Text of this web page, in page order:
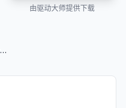
2025-08-23
由驱动大师提供下载